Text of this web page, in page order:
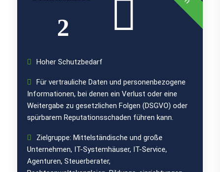
2
Hoher Schutzbedarf
Für vertrauliche Daten und personenbezogene
Informationen, bei denen ein Verlust oder eine
Weitergabe zu gesetzlichen Folgen (DSGVO) oder
spürbarem Reputationsschaden führen kann.
Zielgruppe: Mittelständische und große
Unternehmen, IT-Systemhäuser, IT-Service,
Agenturen, Steuerberater,